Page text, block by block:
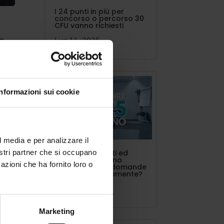
sui cookie
e per analizzare il
partner che si occupano
che ha fornito loro o
Marketing
I 24 punti in più per
concorso o percorso 30
CFU vanno richiesti
Lug 11, 2025
INDIRE triennalisti ed
estero. Si possono
presentare più domande
contemporaneamente?